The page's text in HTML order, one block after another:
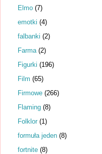
Elmo (7)
emotki (4)
falbanki (2)
Farma (2)
Figurki (196)
Film (65)
Firmowe (266)
Flaming (8)
Folklor (1)
formuła jeden (8)
fortnite (8)